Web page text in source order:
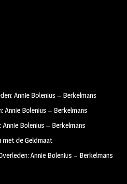
Annie Bolenius – Berkelmans
Annie Bolenius – Berkelmans
Annie Bolenius – Berkelmans
met de Geldmaat
Annie Bolenius – Berkelmans